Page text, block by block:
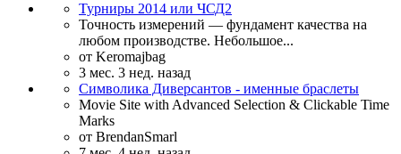
Турниры 2014 или ЧСД2
Точность измерений — фундамент качества на
любом производстве. Небольшое...
от Keromajbag
3 мес. 3 нед. назад
Символика Диверсантов - именные браслеты
Movie Site with Advanced Selection & Clickable Time
Marks
от BrendanSmarl